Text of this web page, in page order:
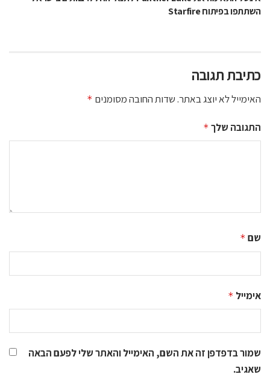
השתתפו בפיתוח Starfire
כתיבת תגובה
האימייל לא יוצג באתר.שדות החובה מסומנים *
התגובה שלך *
שם *
אימייל *
שמור בדפדפן זה את השם, האימייל והאתר שלי לפעם הבאה
שאגיב.